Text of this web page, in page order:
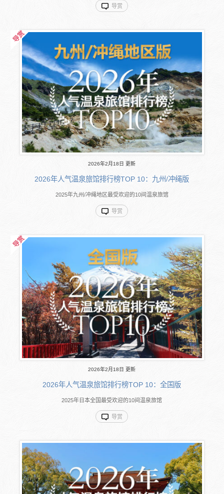
导赏
2026年2月18日 更新
2026年人气温泉旅馆排行榜TOP 10：九州/冲绳版
2025年九州/冲绳地区最受欢迎的10间温泉旅馆
导赏
2026年2月18日 更新
2026年人气温泉旅馆排行榜TOP 10：全国版
2025年日本全国最受欢迎的10间温泉旅馆
导赏